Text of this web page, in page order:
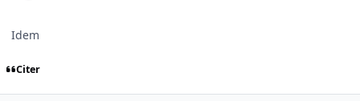
Idem
Citer